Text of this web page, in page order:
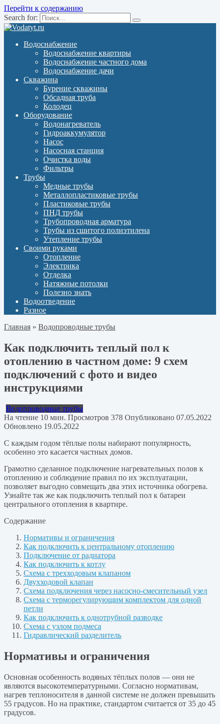
Перейти к содержанию
Search for:
Водоснабжение
Водоснабжение квартиры
Водоснабжение частного дома
Водоснабжение дачи
Скважина
Бурение скважины
Обсадная труба
Колодец
Оборудование
Водонагреватель
Гидроаккумулятор
Насос
Насосная станция
Очистка воды
Фильтры
Трубы
Медные трубы
Металлопластиковые трубы
Пластиковые трубы
ПНД трубы
Трубопроводная арматура
Трубы из сшитого полиэтилена
Утепление трубы
Своими руками
Отопление
Электрика
Отделка
Натяжные потолки
Полезно знать
Водоотведение
Разное
Главная » Водопроводные трубы
Как подключить теплый пол к
отоплению в частном доме: 9 схем
подключений с фото и видео
инструкциями
Водопроводные трубы
На чтение 10 мин. Просмотров 378 Опубликовано 07.05.2022
Обновлено 19.05.2022
С каждым годом тёплые полы набирают популярность,
особенно это касается частных домов.
Грамотно сделанное подключение нагревательных полов к
отоплению и соблюдение правил по их эксплуатации,
позволяет выгодно совмещать два этих источника обогрева.
Узнайте так же как подключить теплый пол к батареи
центрального отопления в квартире.
Содержание
Нормативы и ограничения
Как подключить к центральному отоплению
Подключение от радиатора
Как подключить к котлу
Схема с трехходовым клапаном
Двухходовой клапан
Схема подключения через насосно-смесительный узел
Схема с терморегулирующим комплектом для одной
петли
Как подключить к однотрубной разводке
Схема с узлом подмеса
Гидравлический разделитель
Нормативы и ограничения
Основная особенность водяных тёплых полов — они не
являются высокотемпературными. Согласно нормативам,
нагрев теплоносителя в данной системе не должен превышать
55 градусов. Но на практике, стандартом считается от 35 до 45
градусов.